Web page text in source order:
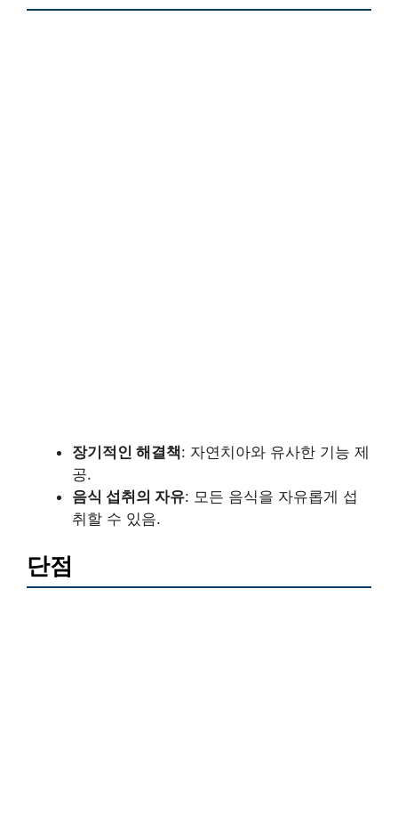
장기적인 해결책: 자연치아와 유사한 기능 제
공.
음식 섭취의 자유: 모든 음식을 자유롭게 섭
취할 수 있음.
단점